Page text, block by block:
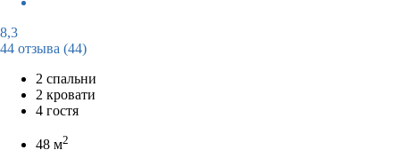
8,3
44 отзыва (44)
2 спальни
2 кровати
4 гостя
48 м2